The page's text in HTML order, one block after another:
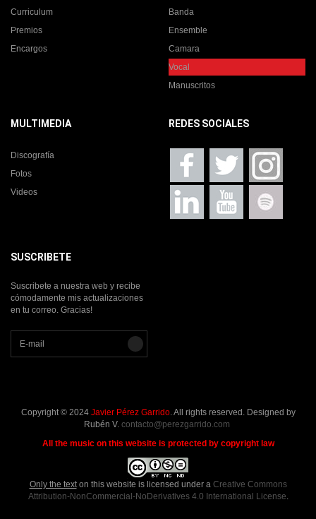
Curriculum
Premios
Encargos
Banda
Ensemble
Camara
Vocal
Manuscritos
MULTIMEDIA
Discografía
Fotos
Videos
REDES SOCIALES
SUSCRIBETE
Suscribete a nuestra web y recibe
cómodamente mis actualizaciones
en tu correo. Gracias!
Copyright © 2024 Javier Pérez Garrido. All rights reserved. Designed by
Rubén V. contacto@perezgarrido.com
All the music on this website is protected by copyright law
Only the texton this website is licensed under a Creative Commons
Attribution-NonCommercial-NoDerivatives 4.0 International License.